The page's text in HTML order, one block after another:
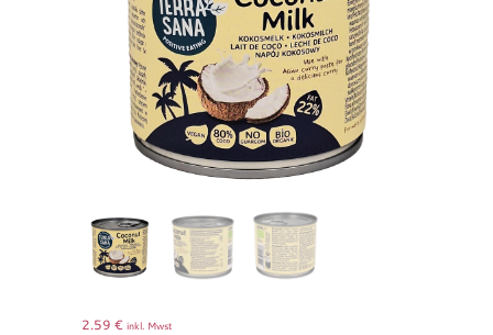
2.59 € inkl. Mwst